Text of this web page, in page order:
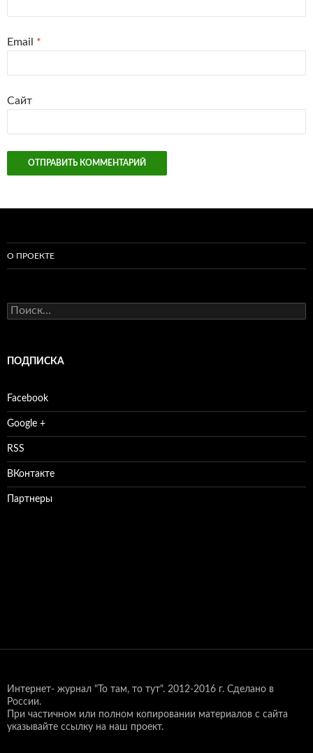
Email *
Сайт
О ПРОЕКТЕ
Найти:
ПОДПИСКА
Facebook
Google +
RSS
ВКонтакте
Партнеры
Интернет- журнал "То там, то тут". 2012-2016 г. Сделано в
России.
При частичном или полном копировании материалов с сайта
указывайте ссылку на наш проект.